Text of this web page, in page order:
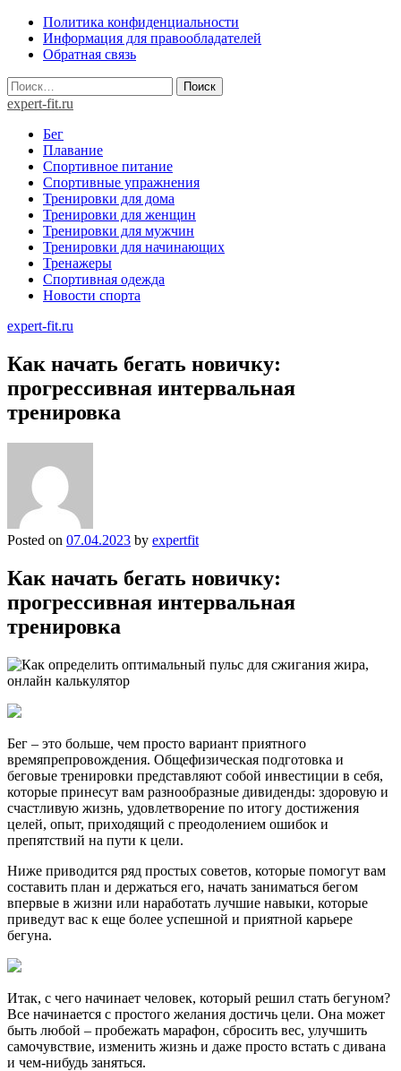
Skip
content
Политика конфиденциальности
Информация для правообладателей
Обратная связь
Найти:
expert-fit.ru
Бег
Плавание
Спортивное питание
Спортивные упражнения
Тренировки для дома
Тренировки для женщин
Тренировки для мужчин
Тренировки для начинающих
Тренажеры
Спортивная одежда
Новости спорта
expert-fit.ru
Как начать бегать новичку:
прогрессивная интервальная
тренировка
Posted on 07.04.2023 by expertfit
Как начать бегать новичку:
прогрессивная интервальная
тренировка
Бег – это больше, чем просто вариант приятного
времяпрепровождения. Общефизическая подготовка и
беговые тренировки представляют собой инвестиции в себя,
которые принесут вам разнообразные дивиденды: здоровую и
счастливую жизнь, удовлетворение по итогу достижения
целей, опыт, приходящий с преодолением ошибок и
препятствий на пути к цели.
Ниже приводится ряд простых советов, которые помогут вам
составить план и держаться его, начать заниматься бегом
впервые в жизни или наработать лучшие навыки, которые
приведут вас к еще более успешной и приятной карьере
бегуна.
Итак, с чего начинает человек, который решил стать бегуном?
Все начинается с простого желания достичь цели. Она может
быть любой – пробежать марафон, сбросить вес, улучшить
самочувствие, изменить жизнь и даже просто встать с дивана
и чем-нибудь заняться.